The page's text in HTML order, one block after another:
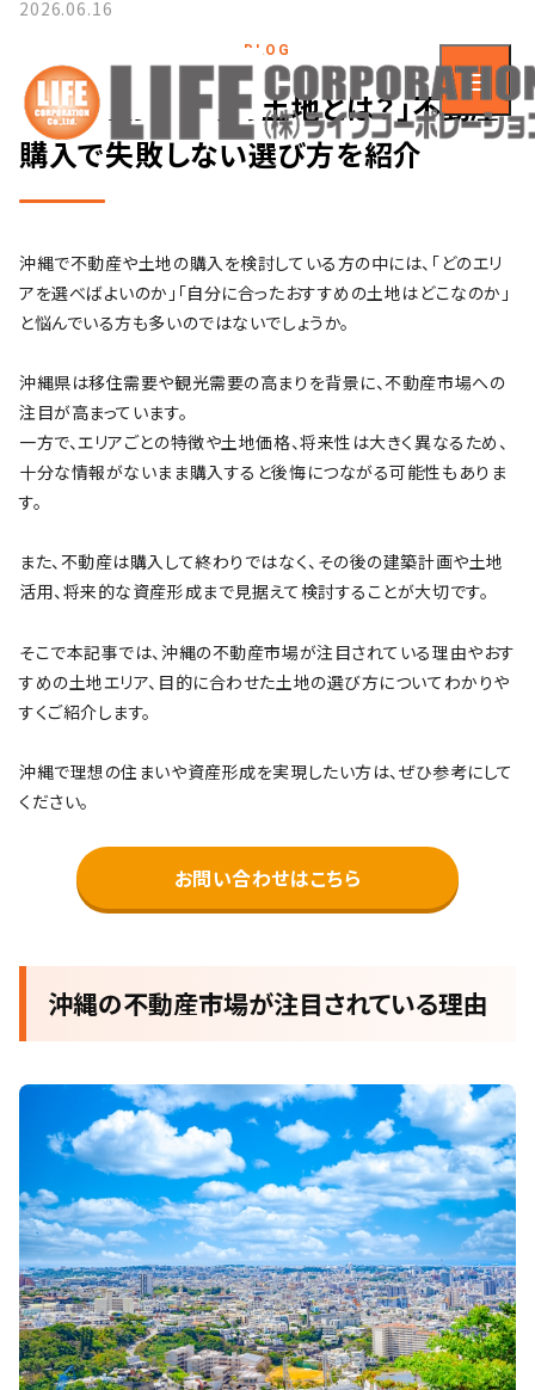
2026.06.16
BLOG
「沖縄でおすすめの土地とは？」不動産
購入で失敗しない選び方を紹介
沖縄で不動産や土地の購入を検討している方の中には、「どのエリ
アを選べばよいのか」「自分に合ったおすすめの土地はどこなのか」
と悩んでいる方も多いのではないでしょうか。
沖縄県は移住需要や観光需要の高まりを背景に、不動産市場への
注目が高まっています。
一方で、エリアごとの特徴や土地価格、将来性は大きく異なるため、
十分な情報がないまま購入すると後悔につながる可能性もありま
す。
また、不動産は購入して終わりではなく、その後の建築計画や土地
活用、将来的な資産形成まで見据えて検討することが大切です。
そこで本記事では、沖縄の不動産市場が注目されている理由やおす
すめの土地エリア、目的に合わせた土地の選び方についてわかりや
すくご紹介します。
沖縄で理想の住まいや資産形成を実現したい方は、ぜひ参考にして
ください。
お問い合わせはこちら
沖縄の不動産市場が注目されている理由